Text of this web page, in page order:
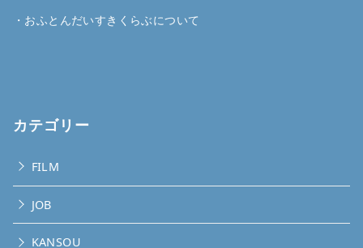
・ おふとんだいすきくらぶについて
カテゴリー
FILM
JOB
KANSOU